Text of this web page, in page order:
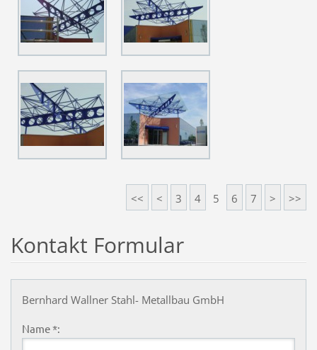
<< < 3 4 5 6 7 > >>
Kontakt Formular
Bernhard Wallner Stahl- Metallbau GmbH
Name *: